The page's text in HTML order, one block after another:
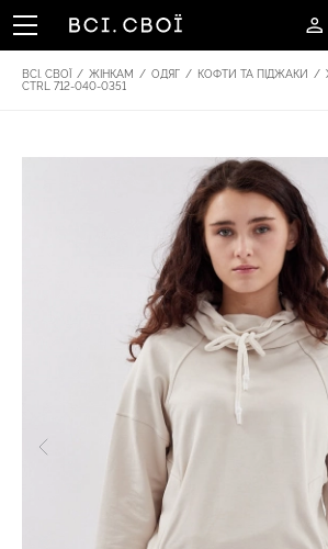
ВСІ. СВОЇ / ЖІНКАМ / ОДЯГ / КОФТИ ТА ПІДЖАКИ /
CTRL 712-040-0351